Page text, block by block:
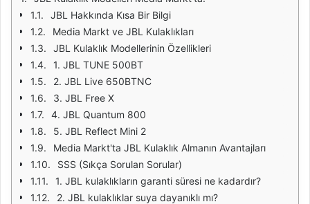
JBL Hakkında Kısa Bir Bilgi
Media Markt ve JBL Kulaklıkları
JBL Kulaklık Modellerinin Özellikleri
1. JBL TUNE 500BT
2. JBL Live 650BTNC
3. JBL Free X
4. JBL Quantum 800
5. JBL Reflect Mini 2
Media Markt'ta JBL Kulaklık Almanın Avantajları
SSS (Sıkça Sorulan Sorular)
1. JBL kulaklıkların garanti süresi ne kadardır?
2. JBL kulaklıklar suya dayanıklı mı?